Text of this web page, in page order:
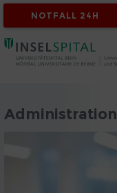
NOTFALL 24H
Administration